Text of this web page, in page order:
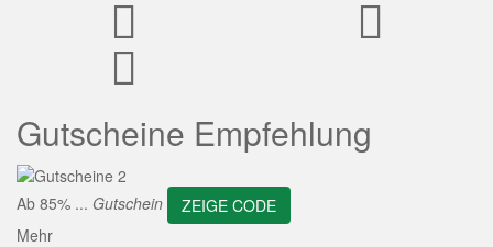
Gutscheine Empfehlung
Ab 85% ... Gutschein
ZEIGE CODE
Mehr